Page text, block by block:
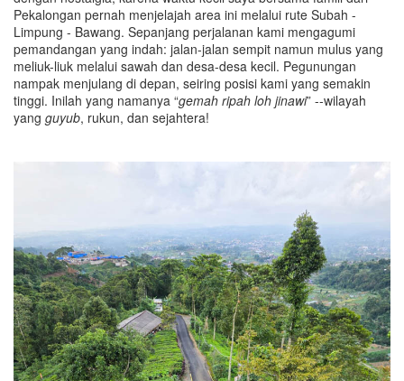
Pekalongan pernah menjelajah area ini melalui rute Subah -
Limpung - Bawang. Sepanjang perjalanan kami mengagumi
pemandangan yang indah: jalan-jalan sempit namun mulus yang
meliuk-liuk melalui sawah dan desa-desa kecil. Pegunungan
nampak menjulang di depan, seiring posisi kami yang semakin
tinggi. Inilah yang namanya “gemah ripah loh jinawi” --wilayah
yang guyub, rukun, dan sejahtera!